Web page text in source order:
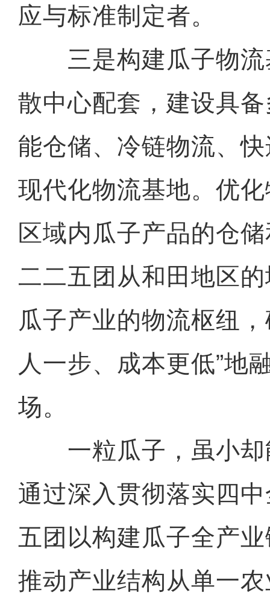
应与标准制定者。
三是构建瓜子物流
散中心配套，建设具
能仓储、冷链物流、
现代化物流基地。优
区域内瓜子产品的仓
二二五团从和田地区
瓜子产业的物流枢纽
人一步、成本更低”地
场。
一粒瓜子，虽小却
通过深入贯彻落实四
五团以构建瓜子全产
推动产业结构从单一